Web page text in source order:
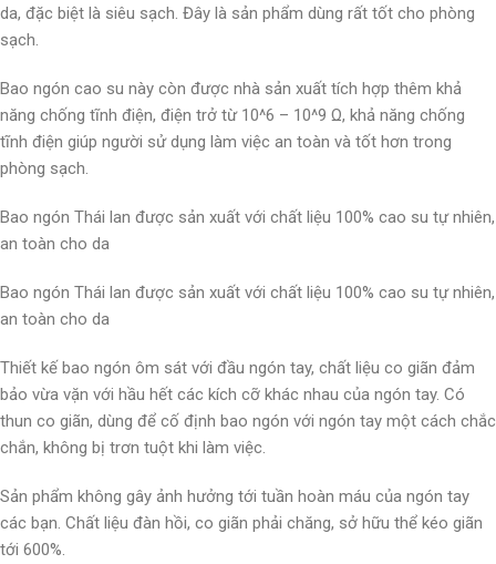
da, đặc biệt là siêu sạch. Đây là sản phẩm dùng rất tốt cho phòng
sạch.
Bao ngón cao su này còn được nhà sản xuất tích hợp thêm khả
năng chống tĩnh điện, điện trở từ 10^6 – 10^9 Ω, khả năng chống
tĩnh điện giúp người sử dụng làm việc an toàn và tốt hơn trong
phòng sạch.
Bao ngón Thái lan được sản xuất với chất liệu 100% cao su tự nhiên,
an toàn cho da
Bao ngón Thái lan được sản xuất với chất liệu 100% cao su tự nhiên,
an toàn cho da
Thiết kế bao ngón ôm sát với đầu ngón tay, chất liệu co giãn đảm
bảo vừa vặn với hầu hết các kích cỡ khác nhau của ngón tay. Có
thun co giãn, dùng để cố định bao ngón với ngón tay một cách chắc
chắn, không bị trơn tuột khi làm việc.
Sản phẩm không gây ảnh hưởng tới tuần hoàn máu của ngón tay
các bạn. Chất liệu đàn hồi, co giãn phải chăng, sở hữu thể kéo giãn
tới 600%.